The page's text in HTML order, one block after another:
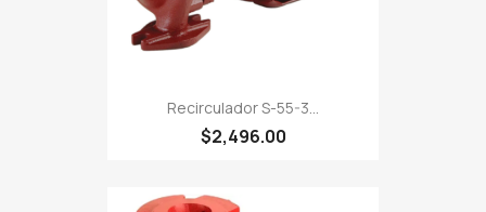
Recirculador S-55-3...
$2,496.00